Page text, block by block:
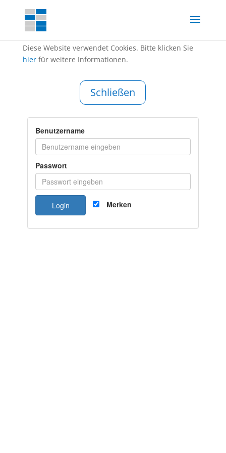
Diese Website verwendet Cookies. Bitte klicken Sie
hierfür weitere Informationen.
Schließen